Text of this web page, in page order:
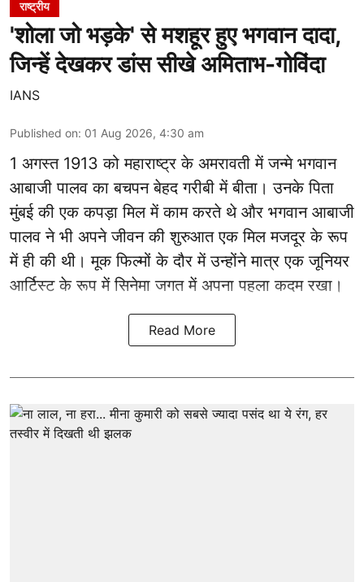
राष्ट्रीय
'शोला जो भड़के' से मशहूर हुए भगवान दादा,
जिन्हें देखकर डांस सीखे अमिताभ-गोविंदा
IANS
Published on: 01 Aug 2026, 4:30 am
1 अगस्त 1913 को महाराष्ट्र के अमरावती में जन्मे भगवान
आबाजी पालव का बचपन बेहद गरीबी में बीता। उनके पिता
मुंबई की एक कपड़ा मिल में काम करते थे और भगवान आबाजी
पालव ने भी अपने जीवन की शुरुआत एक मिल मजदूर के रूप
में ही की थी। मूक फिल्मों के दौर में उन्होंने मात्र एक जूनियर
आर्टिस्ट के रूप में सिनेमा जगत में अपना पहला कदम रखा।
Read More